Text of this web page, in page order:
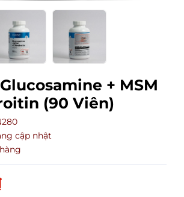
+ MSM
(90 Viên)
cập nhật